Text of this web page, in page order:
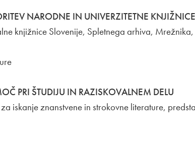
NARODNE IN UNIVERZITETNE KNJIŽNICE
knjižnice Slovenije, Spletnega arhiva, Mrežnika,
PRI ŠTUDIJU IN RAZISKOVALNEM DELU
iskanje znanstvene in strokovne literature,